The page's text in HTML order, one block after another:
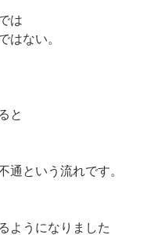
は
はない。
と
通という流れです。
ようになりました